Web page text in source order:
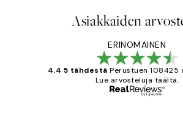
Asiakkaiden
ERINOMAINEN
4.4 5 tähdestä Perustuen 108425
Lue arvosteluja täältä.